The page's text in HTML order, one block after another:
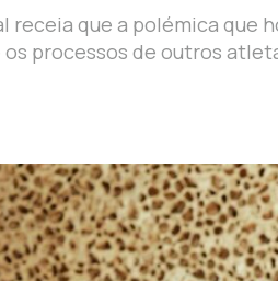
que a polémica que
processos de outros